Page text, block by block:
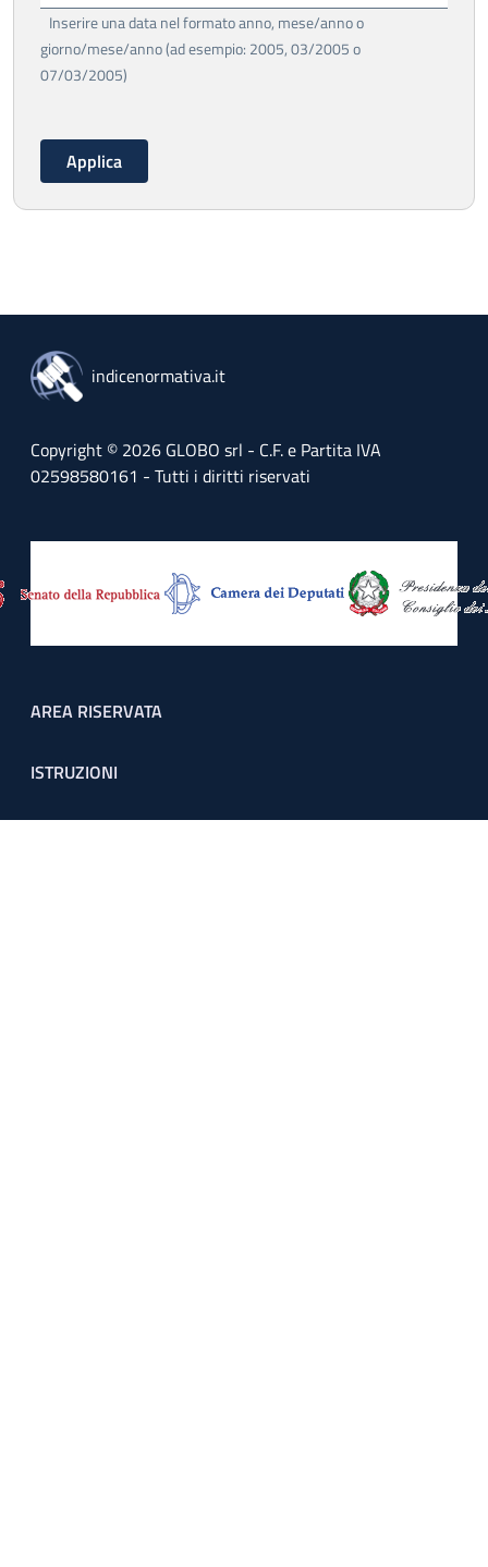
Inserire una data nel formato anno, mese/anno o
giorno/mese/anno (ad esempio: 2005, 03/2005 o
07/03/2005)
indicenormativa.it
Copyright © 2026 GLOBO srl - C.F. e Partita IVA
02598580161 - Tutti i diritti riservati
Footer menu
AREA RISERVATA
ISTRUZIONI